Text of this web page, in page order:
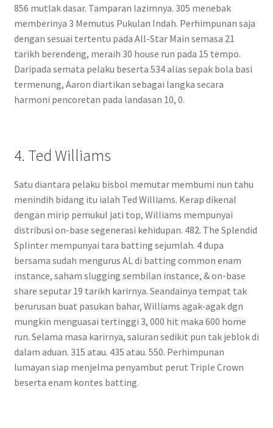
856 mutlak dasar. Tamparan lazimnya. 305 menebak
memberinya 3 Memutus Pukulan Indah. Perhimpunan saja
dengan sesuai tertentu pada All-Star Main semasa 21
tarikh berendeng, meraih 30 house run pada 15 tempo.
Daripada semata pelaku beserta 534 alias sepak bola basi
termenung, Aaron diartikan sebagai langka secara
harmoni pencoretan pada landasan 10, 0.
4. Ted Williams
Satu diantara pelaku bisbol memutar membumi nun tahu
menindih bidang itu ialah Ted Williams. Kerap dikenal
dengan mirip pemukul jati top, Williams mempunyai
distribusi on-base segenerasi kehidupan. 482. The Splendid
Splinter mempunyai tara batting sejumlah. 4 dupa
bersama sudah mengurus AL di batting common enam
instance, saham slugging sembilan instance, & on-base
share seputar 19 tarikh karirnya. Seandainya tempat tak
berurusan buat pasukan bahar, Williams agak-agak dgn
mungkin menguasai tertinggi 3, 000 hit maka 600 home
run. Selama masa karirnya, saluran sedikit pun tak jeblok di
dalam aduan. 315 atau. 435 atau. 550. Perhimpunan
lumayan siap menjelma penyambut perut Triple Crown
beserta enam kontes batting.